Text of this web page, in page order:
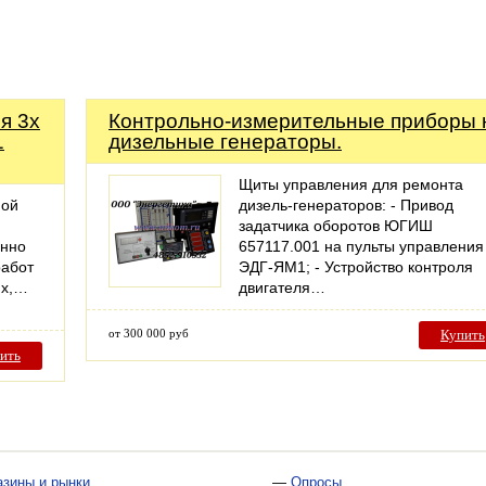
3х
Контрольно-измерительные приборы
дизельные генераторы.
Щиты управления для ремонта
дизель-генераторов: - Привод
задатчика оборотов ЮГИШ
657117.001 на пульты
ЭДГ-ЯМ1; - Устройство контроля
двигателя…
от 300 000 руб Купить
и рынки — Опросы